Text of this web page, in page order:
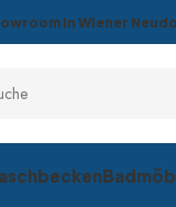
In Wiener